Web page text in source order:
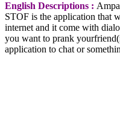
English Descriptions :
STOF is the application that
internet and it come with
you want to prank
application to chat or